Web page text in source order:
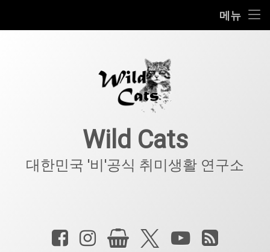
메뉴
반려동물
Wild Cats
대한민국 '비'공식 취미생활 연구소
페이스북인스타그램
상점 X.comYouTube
RSS